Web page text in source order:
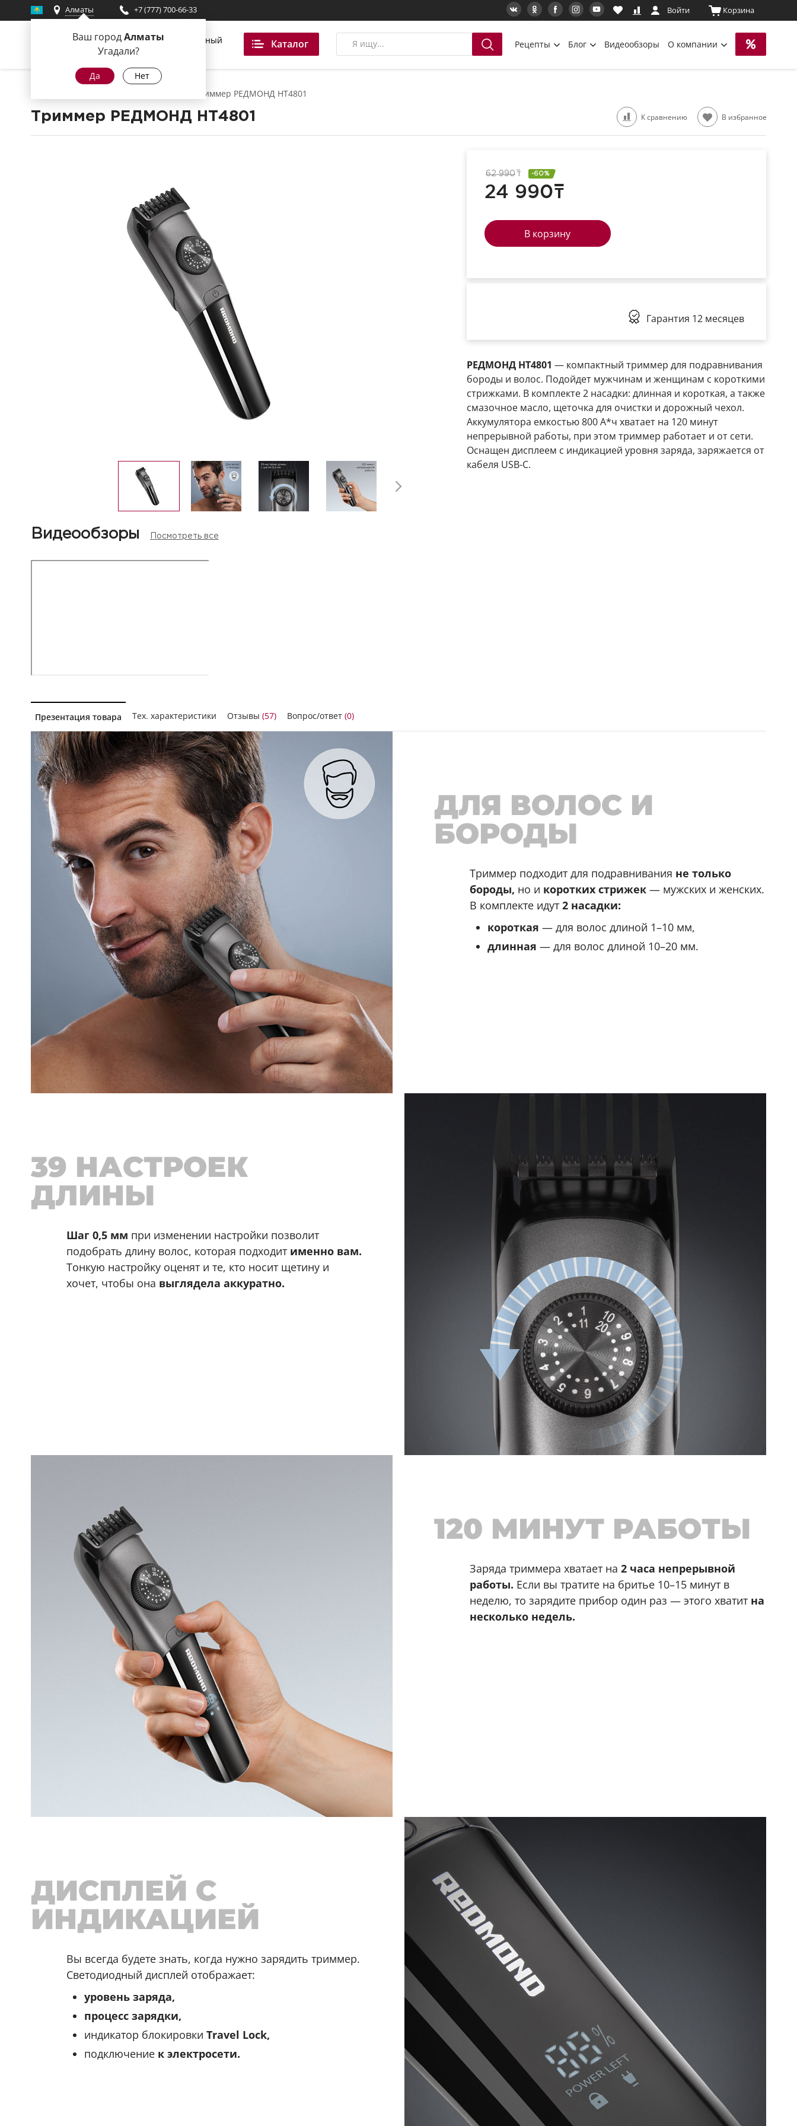
Ваш городАлматы
Угадали?
Да Нет
Алматы +7 (777) 700-66-33 Войти Корзина
Фирменный Каталог Рецепты Блог Видеообзоры О компании
Триммер РЕДМОНД HT4801
Триммер РЕДМОНД HT4801 К сравнению В избранное
24 990т
62 990 т -60%
В корзину
Гарантия 12 месяцев
РЕДМОНД HT4801 — компактный триммер для подравнивания
бороды и волос. Подойдет мужчинам и женщинам с короткими
стрижками. В комплекте 2 насадки: длинная и короткая, а также
смазочное масло, щеточка для очистки и дорожный чехол.
Аккумулятора емкостью 800 А*ч хватает на 120 минут
непрерывной работы, при этом триммер работает и от сети.
Оснащен дисплеем с индикацией уровня заряда, заряжается от
кабеля USB-C.
Видеообзоры Посмотреть все
Презентация товара Тех. характеристики Отзывы (57) Вопрос/ответ (0)
ДЛЯ ВОЛОС И
БОРОДЫ
Триммер подходит для подравнивания не только
бороды, но и коротких стрижек — мужских и женских.
В комплекте идут2 насадки:
короткая — для волос длиной 1–10 мм,
длинная — для волос длиной 10–20 мм.
39 НАСТРОЕК
ДЛИНЫ
Шаг 0,5 мм при изменении настройки позволит
подобрать длину волос, которая подходит именно вам.
Тонкую настройку оценят и те, кто носит щетину и
хочет, чтобы она выглядела аккуратно.
120 МИНУТ РАБОТЫ
Заряда триммера хватает на 2 часа непрерывной
работы. Если вы тратите на бритье 10–15 минут в
неделю, то зарядите прибор один раз — этого хватит на
несколько недель.
ДИСПЛЕЙ С
ИНДИКАЦИЕЙ
Вы всегда будете знать, когда нужно зарядить триммер.
Светодиодный дисплей отображает:
уровень заряда,
процесс зарядки,
индикатор блокировки Travel Lock,
подключение к электросети.